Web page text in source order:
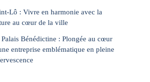
Lô : Vivre en harmonie avec la
au cœur de la ville
Bénédictine : Plongée au cœur
entreprise emblématique en pleine